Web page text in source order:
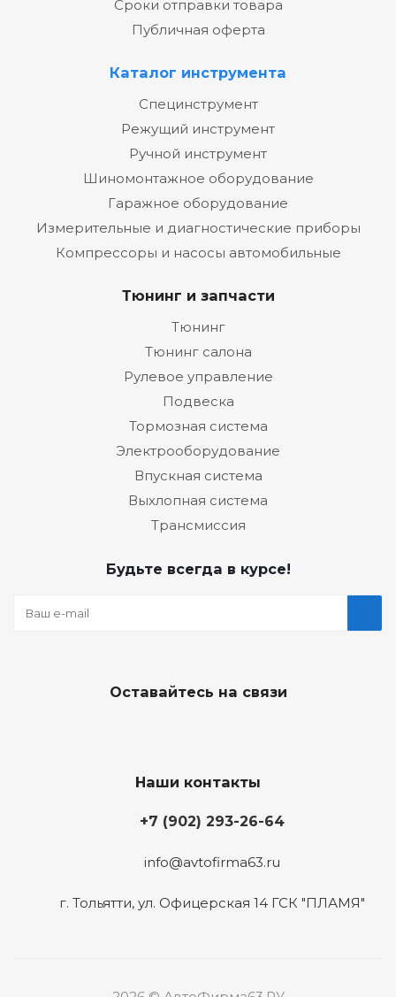
Сроки отправки товара
Публичная оферта
Каталог инструмента
Специнструмент
Режущий инструмент
Ручной инструмент
Шиномонтажное оборудование
Гаражное оборудование
Измерительные и диагностические приборы
Компрессоры и насосы автомобильные
Тюнинг и запчасти
Тюнинг
Тюнинг салона
Рулевое управление
Подвеска
Тормозная система
Электрооборудование
Впускная система
Выхлопная система
Трансмиссия
Будьте всегда в курсе!
Оставайтесь на связи
Наши контакты
+7 (902) 293-26-64
info@avtofirma63.ru
г. Тольятти, ул. Офицерская 14 ГСК "ПЛАМЯ"